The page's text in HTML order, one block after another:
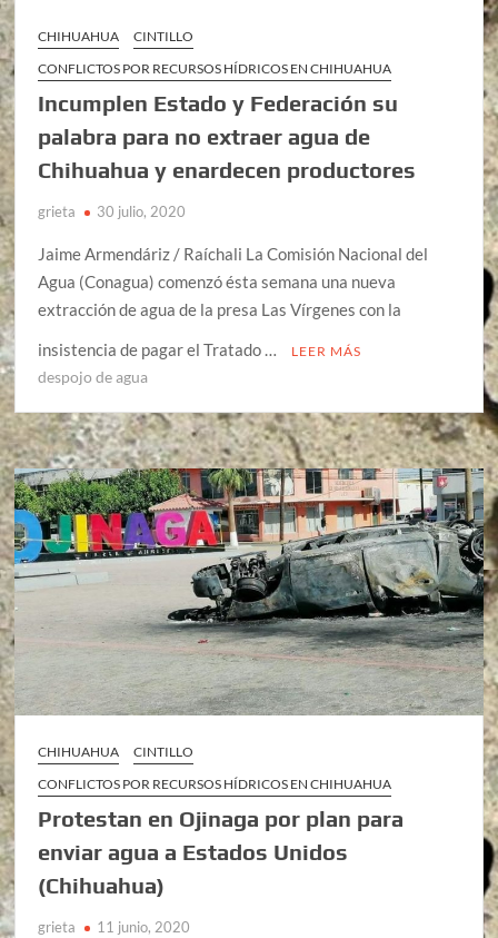
CHIHUAHUA
CINTILLO
CONFLICTOS POR RECURSOS HÍDRICOS EN CHIHUAHUA
Incumplen Estado y Federación su
palabra para no extraer agua de
Chihuahua y enardecen productores
grieta 30 julio, 2020
Jaime Armendáriz / Raíchali La Comisión Nacional del
Agua (Conagua) comenzó ésta semana una nueva
extracción de agua de la presa Las Vírgenes con la
insistencia de pagar el Tratado …
LEER MÁS
despojo de agua
CHIHUAHUA
CINTILLO
CONFLICTOS POR RECURSOS HÍDRICOS EN CHIHUAHUA
Protestan en Ojinaga por plan para
enviar agua a Estados Unidos
(Chihuahua)
grieta 11 junio, 2020